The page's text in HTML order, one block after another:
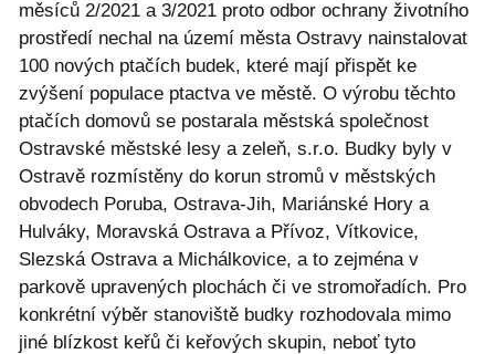
měsíců 2/2021 a 3/2021 proto odbor ochrany životního
prostředí nechal na území města Ostravy nainstalovat
100 nových ptačích budek, které mají přispět ke
zvýšení populace ptactva ve městě. O výrobu těchto
ptačích domovů se postarala městská společnost
Ostravské městské lesy a zeleň, s.r.o. Budky byly v
Ostravě rozmístěny do korun stromů v městských
obvodech Poruba, Ostrava-Jih, Mariánské Hory a
Hulváky, Moravská Ostrava a Přívoz, Vítkovice,
Slezská Ostrava a Michálkovice, a to zejména v
parkově upravených plochách či ve stromořadích. Pro
konkrétní výběr stanoviště budky rozhodovala mimo
jiné blízkost keřů či keřových skupin, neboť tyto